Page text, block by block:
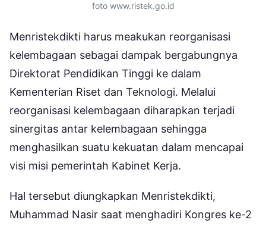
foto www.ristek.go.id
Menristekdikti harus meakukan reorganisasi
kelembagaan sebagai dampak bergabungnya
Direktorat Pendidikan Tinggi ke dalam
Kementerian Riset dan Teknologi. Melalui
reorganisasi kelembagaan diharapkan terjadi
sinergitas antar kelembagaan sehingga
menghasilkan suatu kekuatan dalam mencapai
visi misi pemerintah Kabinet Kerja.
Hal tersebut diungkapkan Menristekdikti,
Muhammad Nasir saat menghadiri Kongres ke-2